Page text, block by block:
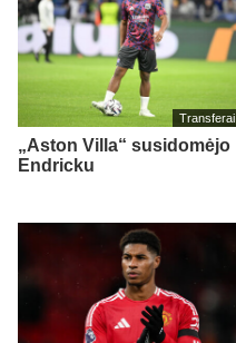
Transferai
„Aston Villa“ susidomėjo
Endricku